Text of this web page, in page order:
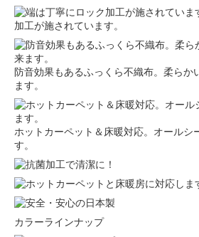
加工が施されています。
防音効果もあるふっくら不織布。柔らか
ます。
ホットカーペット＆床暖対応。オールシ
す。
カラーラインナップ